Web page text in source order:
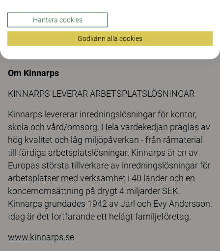
innehåller en hög andel certifierad träråvara och
bidrar till hälsosamma arbetsmiljöer utan onödiga
kemikalier.
Om Kinnarps
KINNARPS LEVERAR ARBETSPLATSLÖSNINGAR
Kinnarps levererar inredningslösningar för kontor,
skola och vård/omsorg. Hela värdekedjan präglas av
hög kvalitet och låg miljöpåverkan - från råmaterial
till färdiga arbetsplatslösningar. Kinnarps är en av
Europas största tillverkare av inredningslösningar för
arbetsplatser med verksamhet i 40 länder och en
koncernomsättning på drygt 4 miljarder SEK.
Kinnarps grundades 1942 av Jarl och Evy Andersson.
Idag är det fortfarande ett helägt familjeföretag.
www.kinnarps.se
Hantera cookies
Godkänn alla cookies